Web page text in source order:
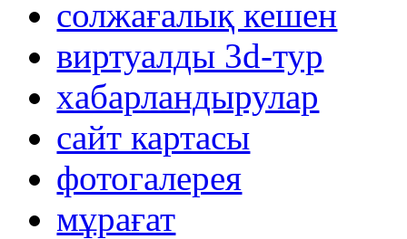
солжағалық кешен
виртуалды 3d-тур
xабарландырулар
сайт картасы
фотогалерея
мұрағат